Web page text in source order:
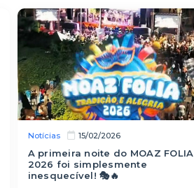
Notícias 15/02/2026
A primeira noite do MOAZ FOLIA
2026 foi simplesmente
inesquecível! 🎭🔥